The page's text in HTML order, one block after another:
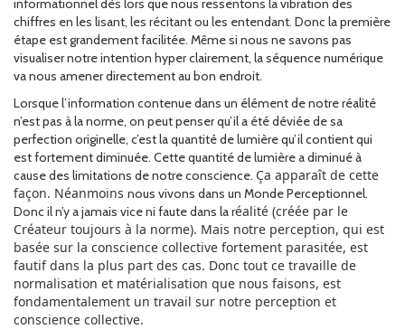
informationnel dès lors que nous ressentons la vibration des
chiffres en les lisant, les récitant ou les entendant. Donc la première
étape est grandement facilitée. Même si nous ne savons pas
visualiser notre intention hyper clairement, la séquence numérique
va nous amener directement au bon endroit.
Lorsque l’information contenue dans un élément de notre réalité
n’est pas à la norme, on peut penser qu’il a été déviée de sa
perfection originelle, c’est la quantité de lumière qu’il contient qui
est fortement diminuée. Cette quantité de lumière a diminué à
cause des limitations de notre conscience. Ça apparaît de cette
façon. Néanmoins nous vivons dans un Monde Perceptionnel.
Donc il n’y a jamais vice ni faute dans la réalité (créée par le
Créateur toujours à la norme). Mais notre perception, qui est
basée sur la conscience collective fortement parasitée, est
fautif dans la plus part des cas. Donc tout ce travaille de
normalisation et matérialisation que nous faisons, est
fondamentalement un travail sur notre perception et
conscience collective.